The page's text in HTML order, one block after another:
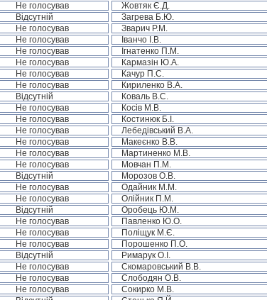
Не голосував Жовтяк Є.Д.
Відсутній Загрева Б.Ю.
Не голосував Зварич Р.М.
Не голосував Іванчо І.В.
Не голосував Ігнатенко П.М.
Не голосував Кармазін Ю.А.
Не голосував Качур П.С.
Не голосував Кириленко В.А.
Відсутній Коваль В.С.
Не голосував Косів М.В.
Не голосував Костинюк Б.І.
Не голосував Лебедівський В.А.
Не голосував Макеєнко В.В.
Не голосував Мартиненко М.В.
Не голосував Мовчан П.М.
Відсутній Морозов О.В.
Не голосував Одайник М.М.
Не голосував Олійник П.М.
Відсутній Оробець Ю.М.
Не голосував Павленко Ю.О.
Не голосував Поліщук М.Є.
Не голосував Порошенко П.О.
Відсутній Римарук О.І.
Не голосував Скомаровський В.В.
Не голосував Слободян О.В.
Не голосував Сокирко М.В.